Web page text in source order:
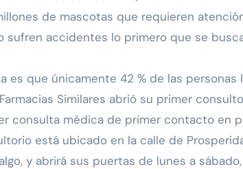
de mascotas que requieren
sufren accidentes lo primero que se
es que únicamente 42 % de las
Similares abrió su primer
consulta médica de primer contacto en
está ubicado en la calle de
y abrirá sus puertas de lunes a